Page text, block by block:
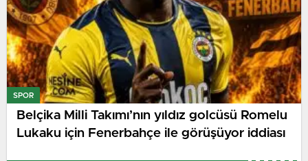
SPOR
Belçika Milli Takımı’nın yıldız golcüsü Romelu
Lukaku için Fenerbahçe ile görüşüyor iddiası